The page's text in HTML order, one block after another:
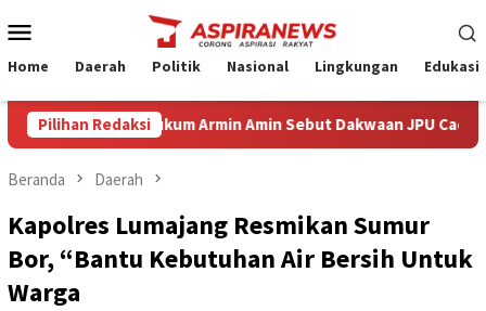
ke
Mobile
Home Daerah Politik Nasional Lingkungan Edukasi
Pilihan Redaksi
Kuasa Hukum Armin Amin Sebut Dakwaan JPU Cacat
Beranda Daerah
Kapolres Lumajang Resmikan Sumur
Bor, “Bantu Kebutuhan Air Bersih Untuk
Warga